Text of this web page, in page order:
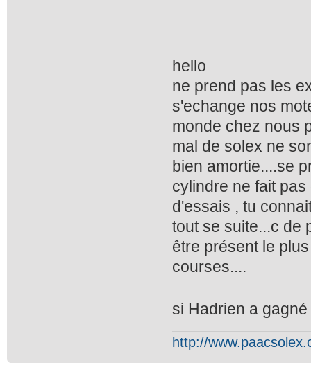
hello
ne prend pas les
s'echange nos
monde chez nous
mal de solex ne
bien amortie....se
cylindre ne fait
d'essais , tu
tout se suite...c de
être présent le
courses....
si Hadrien a
http://